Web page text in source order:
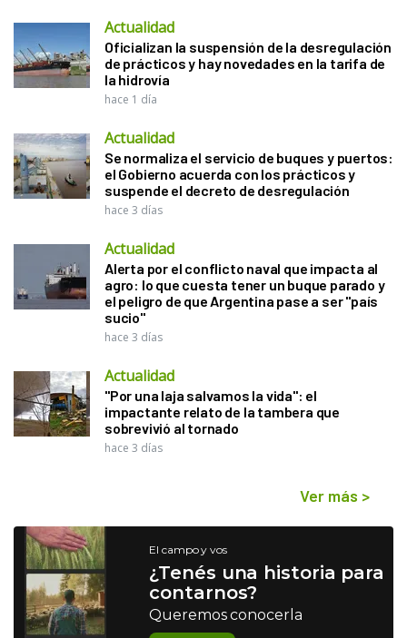
Actualidad
Oficializan la suspensión de la desregulación
de prácticos y hay novedades en la tarifa de
la hidrovía
hace 1 día
Actualidad
Se normaliza el servicio de buques y puertos:
el Gobierno acuerda con los prácticos y
suspende el decreto de desregulación
hace 3 días
Actualidad
Alerta por el conflicto naval que impacta al
agro: lo que cuesta tener un buque parado y
el peligro de que Argentina pase a ser "país
sucio"
hace 3 días
Actualidad
"Por una laja salvamos la vida": el
impactante relato de la tambera que
sobrevivió al tornado
hace 3 días
Ver más >
El campo y vos
¿Tenés una historia para
contarnos?
Queremos conocerla